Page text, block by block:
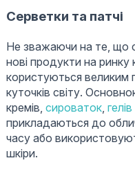
Серветки та патчі
Не зважаючи на те, що
нові продукти на ринку
користуються великим
куточків світу.
кремів, сироваток, гелів
прикладаються до
часу або
шкіри.